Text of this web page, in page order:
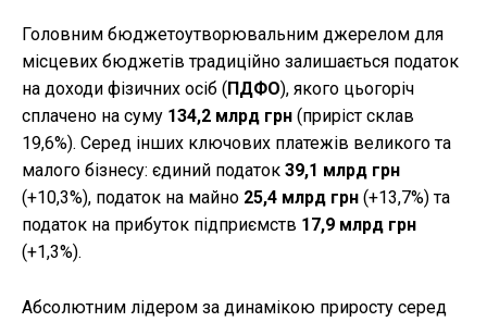
Головним бюджетоутворювальним джерелом для
місцевих бюджетів традиційно залишається податок
на доходи фізичних осіб (ПДФО), якого цьогоріч
сплачено на суму 134,2 млрд грн (приріст склав
19,6%). Серед інших ключових платежів великого та
малого бізнесу: єдиний податок 39,1 млрд грн
(+10,3%), податок на майно 25,4 млрд грн (+13,7%) та
податок на прибуток підприємств 17,9 млрд грн
(+1,3%).
Абсолютним лідером за динамікою приросту серед